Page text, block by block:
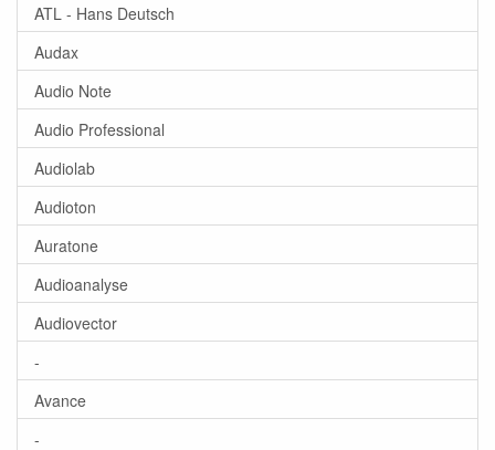
ATL - Hans Deutsch
Audax
Audio Note
Audio Professional
Audiolab
Audioton
Auratone
Audioanalyse
Audiovector
-
Avance
-